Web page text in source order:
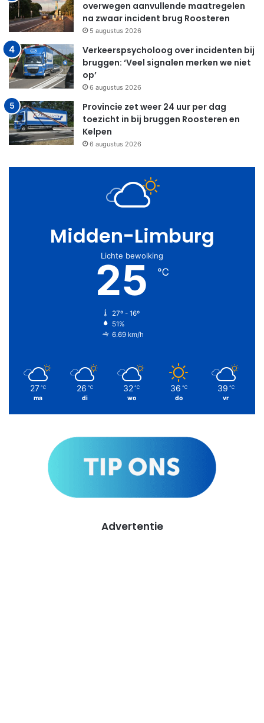
overwegen aanvullende maatregelen
na zwaar incident brug Roosteren
5 augustus 2026
Verkeerspsycholoog over incidenten bij
bruggen: ‘Veel signalen merken we niet
op’
6 augustus 2026
Provincie zet weer 24 uur per dag
toezicht in bij bruggen Roosteren en
Kelpen
6 augustus 2026
Midden-Limburg
Lichte bewolking
25 ℃
27º - 16º
51%
6.69 km/h
27 ℃
ma
26 ℃
di
32 ℃
wo
36 ℃
do
39 ℃
vr
Advertentie